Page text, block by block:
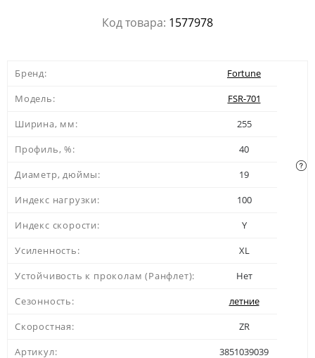
Код товара: 1577978
Бренд:
Fortune
Модель:
FSR-701
Ширина, мм:
255
Профиль, %:
40
Диаметр, дюймы:
19
Индекс нагрузки:
100
Индекс скорости:
Y
Усиленность:
XL
Устойчивость к проколам (Ранфлет):
Нет
Сезонность:
летние
Скоростная:
ZR
Артикул:
3851039039